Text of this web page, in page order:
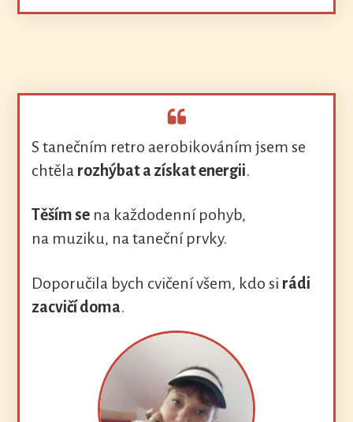
S tanečním retro aerobikováním jsem se
chtěla rozhýbat a získat energii.
Těším se na každodenní pohyb,
na muziku, na taneční prvky.
Doporučila bych cvičení všem, kdo si rádi
zacvičí doma.